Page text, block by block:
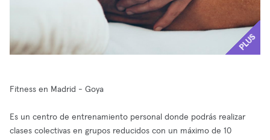
PLUS
Fitness en Madrid - Goya
Es un centro de entrenamiento personal donde podrás realizar
clases colectivas en grupos reducidos con un máximo de 10